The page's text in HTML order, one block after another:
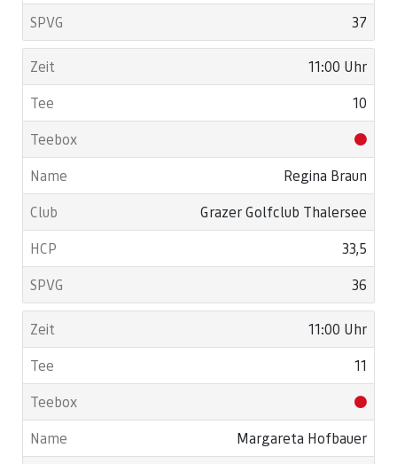
37
11:00 Uhr
10
Regina Braun
Grazer Golfclub Thalersee
33,5
36
11:00 Uhr
11
Margareta Hofbauer